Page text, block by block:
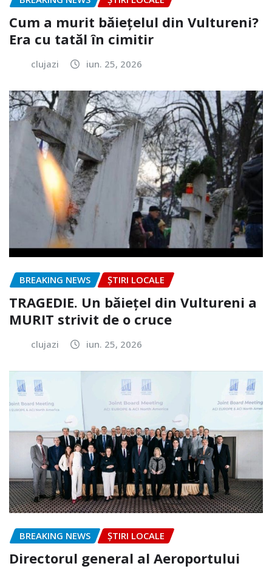
Cum a murit băiețelul din Vultureni?
Era cu tatăl în cimitir
clujazi iun. 25, 2026
BREAKING NEWS ȘTIRI LOCALE
TRAGEDIE. Un băiețel din Vultureni a
MURIT strivit de o cruce
clujazi iun. 25, 2026
BREAKING NEWS ȘTIRI LOCALE
Directorul general al Aeroportului